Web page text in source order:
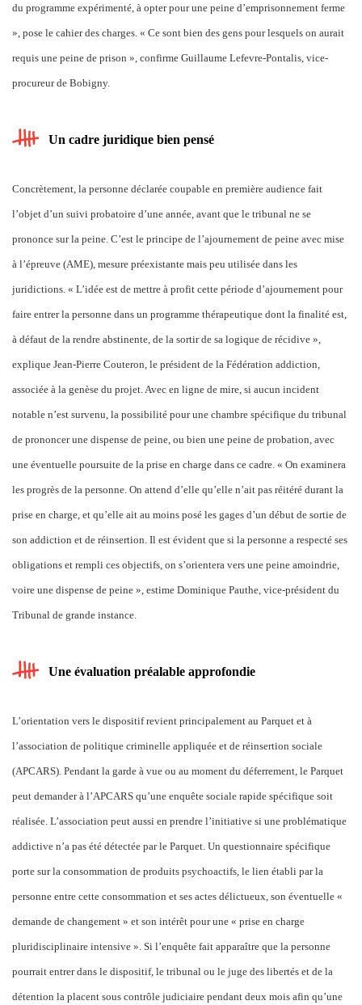
du programme expérimenté, à opter pour une peine d’emprisonnement ferme
», pose le cahier des charges. « Ce sont bien des gens pour lesquels on aurait
requis une peine de prison », confirme Guillaume Lefevre-Pontalis, vice-
procureur de Bobigny.
Un cadre juridique bien pensé
Concrètement, la personne déclarée coupable en première audience fait
l’objet d’un suivi probatoire d’une année, avant que le tribunal ne se
prononce sur la peine. C’est le principe de l’ajournement de peine avec mise
à l’épreuve (AME), mesure préexistante mais peu utilisée dans les
juridictions. « L’idée est de mettre à profit cette période d’ajournement pour
faire entrer la personne dans un programme thérapeutique dont la finalité est,
à défaut de la rendre abstinente, de la sortir de sa logique de récidive »,
explique Jean-Pierre Couteron, le président de la Fédération addiction,
associée à la genèse du projet. Avec en ligne de mire, si aucun incident
notable n’est survenu, la possibilité pour une chambre spécifique du tribunal
de prononcer une dispense de peine, ou bien une peine de probation, avec
une éventuelle poursuite de la prise en charge dans ce cadre. « On examinera
les progrès de la personne. On attend d’elle qu’elle n’ait pas réitéré durant la
prise en charge, et qu’elle ait au moins posé les gages d’un début de sortie de
son addiction et de réinsertion. Il est évident que si la personne a respecté ses
obligations et rempli ces objectifs, on s’orientera vers une peine amoindrie,
voire une dispense de peine », estime Dominique Pauthe, vice-président du
Tribunal de grande instance.
Une évaluation préalable approfondie
L’orientation vers le dispositif revient principalement au Parquet et à
l’association de politique criminelle appliquée et de réinsertion sociale
(APCARS). Pendant la garde à vue ou au moment du déferrement, le Parquet
peut demander à l’APCARS qu’une enquête sociale rapide spécifique soit
réalisée. L’association peut aussi en prendre l’initiative si une problématique
addictive n’a pas été détectée par le Parquet. Un questionnaire spécifique
porte sur la consommation de produits psychoactifs, le lien établi par la
personne entre cette consommation et ses actes délictueux, son éventuelle «
demande de changement » et son intérêt pour une « prise en charge
pluridisciplinaire intensive ». Si l’enquête fait apparaître que la personne
pourrait entrer dans le dispositif, le tribunal ou le juge des libertés et de la
détention la placent sous contrôle judiciaire pendant deux mois afin qu’une